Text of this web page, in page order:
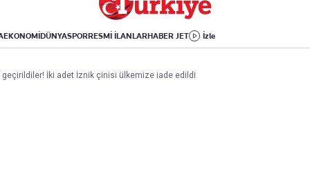
EKONOMİDÜNYASPORRESMİ İLANLARHABER JET İzle
İki adet İznik çinisi ülkemize iade edildi